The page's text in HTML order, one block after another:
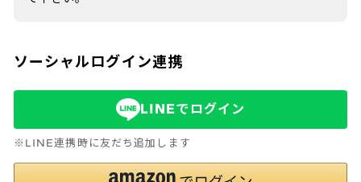
ソーシャルログイン連携
LINEでログイン
※LINE連携時に友だち追加します